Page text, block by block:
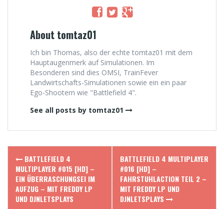
About tomtaz01
Ich bin Thomas, also der echte tomtaz01 mit dem
Hauptaugenmerk auf Simulationen. Im
Besonderen sind dies OMSI, TrainFever
Landwirtschafts-Simulationen sowie ein ein paar
Ego-Shootern wie "Battlefield 4".
See all posts by tomtaz01
Post
navigation
BATTLEFIELD 4
MULTIPLAYER #015 [HD] –
EIN ÜBERRASCHUNGSEI IM
AUFZUG – MIT FREDDY LP
UND DJNLETSPLAYS
BATTLEFIELD 4 MULTIPLAYER
#016 [HD] –
FAHRSTUHLACTION TEIL 2 –
MIT FREDDY LP UND
DJNLETSPLAYS